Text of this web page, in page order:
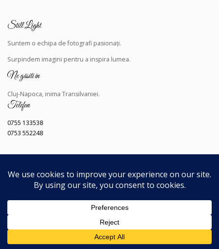
Still Light
Suntem o echipa de fotografi pasionați.
Surpindem imagini pentru a inspira lumea.
Ne găsiti in
Cluj-Napoca, inima Transilvaniei.
Telefon
0755 133538
0753 552248
Copyright © 2023Toate drepturile rezervate.Dezvoltat deStill Light.